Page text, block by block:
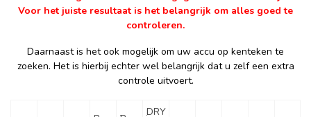
Voor het juiste resultaat is het belangrijk om alles goed te
controleren.
Daarnaast is het ook mogelijk om uw accu op kenteken te
zoeken. Het is hierbij echter wel belangrijk dat u zelf een extra
controle uitvoert.
DRY